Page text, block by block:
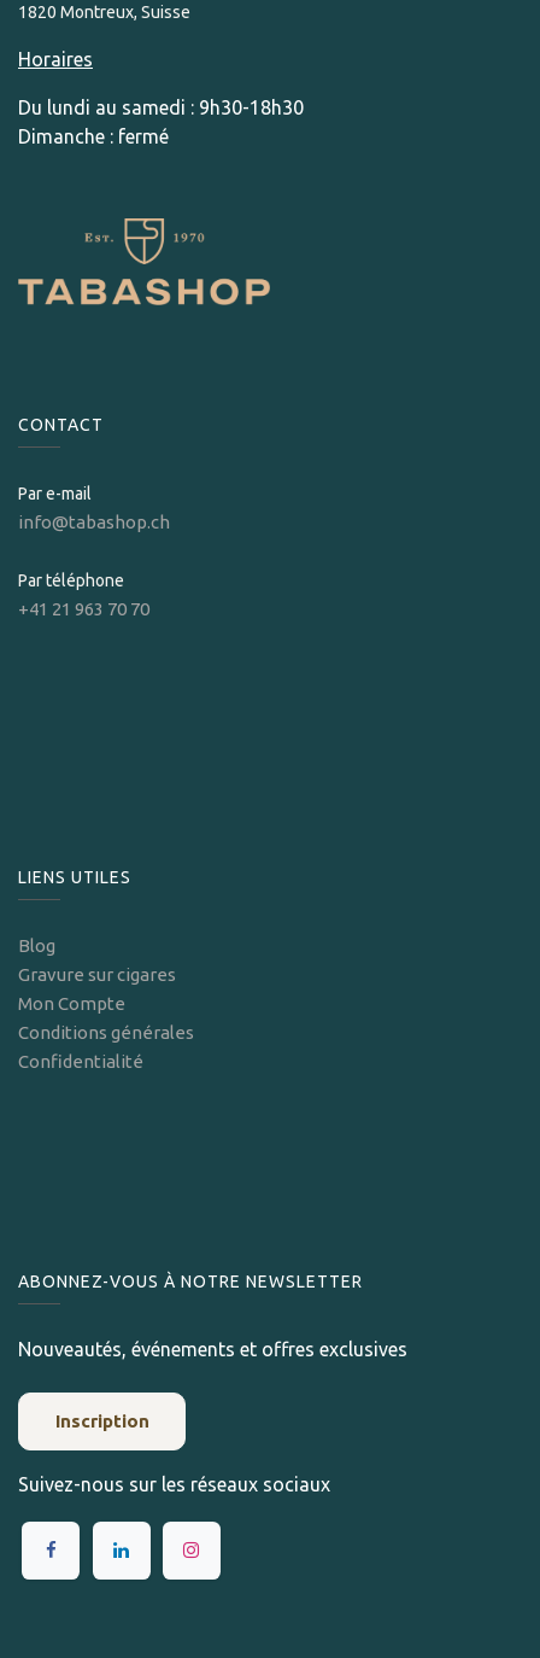
1820 Montreux, Suisse
Horaires
Du lundi au samedi : 9h30-18h30
Dimanche : fermé
CONTACT
Par e-mail
info@tabashop.ch
Par téléphone
+41 21 963 70 70
LIENS UTILES
Blog
Gravure sur cigares
Mon Compte
Conditions générales
Confidentialité
ABONNEZ-VOUS À NOTRE NEWSLETTER
Nouveautés, événements et offres exclusives
Inscription
Suivez-nous sur les réseaux sociaux